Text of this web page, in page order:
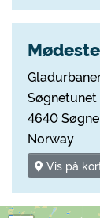
Søgnetunet
4640 Søgne
Norway
Vis på